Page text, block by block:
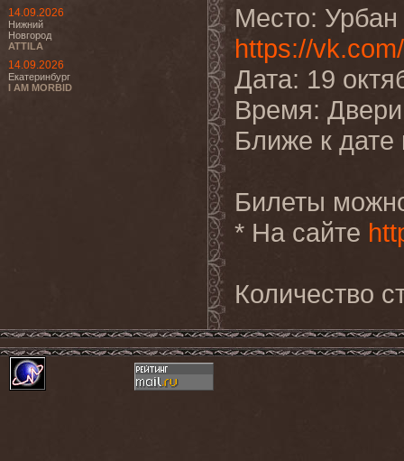
14.09.2026
Нижний
Новгород
ATTILA
14.09.2026
Екатеринбург
I AM MORBID
Место:
https://
Дата: 19
Время:
Ближе к дате
Билеты
* На сайте
Количество